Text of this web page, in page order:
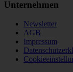
Unternehmen
Newsletter
AGB
Impressum